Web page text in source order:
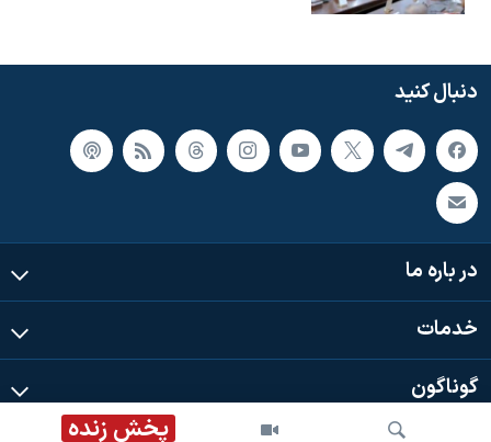
پخش زنده
دنبال کنید
در باره ما
خدمات
گوناگون